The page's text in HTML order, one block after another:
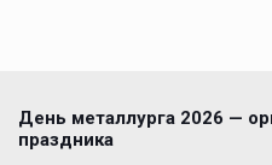
День металлурга 2026 —
праздника